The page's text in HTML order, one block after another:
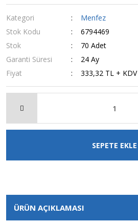
Kategori
Menfez
Stok Kodu
6794469
Stok
70 Adet
Garanti Süresi
24 Ay
Fiyat
333,32 TL + KDV
SEPETE EKLE
ÜRÜN AÇIKLAMASI